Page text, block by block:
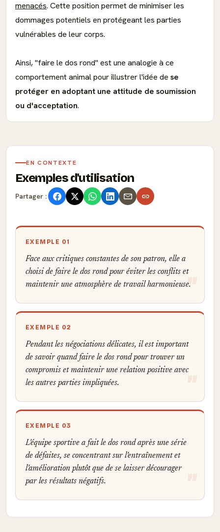
menacés. Cette position permet de minimiser les
dommages potentiels en protégeant les parties
vulnérables de leur corps.
Ainsi, "faire le dos rond" est une analogie à ce
comportement animal pour illustrer l'idée de se
protéger en adoptant une attitude de soumission
ou d'acceptation.
EN CONTEXTE
Exemples d'utilisation
Partager :
EXEMPLE 01
Face aux critiques constantes de son patron, elle a
choisi de faire le dos rond pour éviter les conflits et
maintenir une atmosphère de travail harmonieuse.
EXEMPLE 02
Pendant les négociations délicates, il est important
de savoir quand faire le dos rond pour trouver un
compromis et maintenir une relation positive avec
les autres parties impliquées.
EXEMPLE 03
L'équipe sportive a fait le dos rond après une série
de défaites, se concentrant sur l'entraînement et
l'amélioration plutôt que de se laisser décourager
par les résultats négatifs.